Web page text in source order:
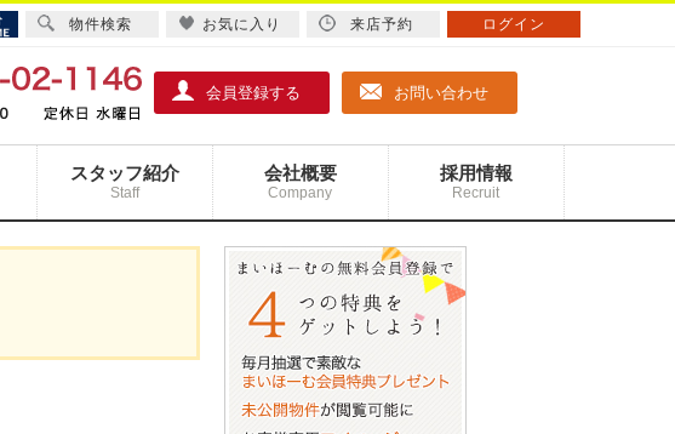
会員登録する お問い合わせ
スタッフ紹介
Staff
会社概要
Company
採用情報
Recruit
物件検索 お気に入り 来店予約 ログイン